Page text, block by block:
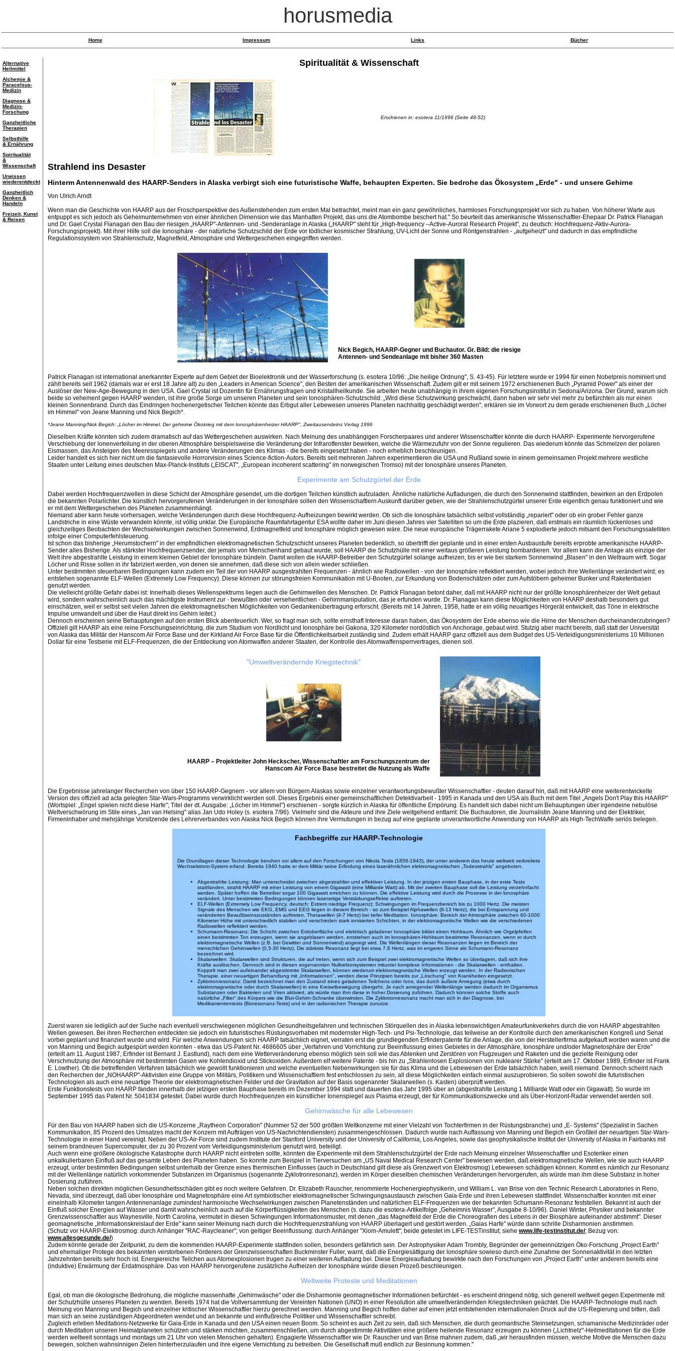
horusmedia
Home Impressum Links Bücher
Alternative
Heilmittel
Alchemie &
Paracelsus-
Medizin
Diagnose &
Medizin-
Forschung
Ganzheitliche
Therapien
Selbsthilfe
& Ernährung
Spiritualität
&
Wissenschaft
Urwissen
wiederentdeckt
Ganzheitlich
Denken &
Handeln
Freizeit, Kunst
& Reisen
Spiritualität & Wissenschaft
Erschienen in: esotera 11/1996 (Seite 48-52)
Strahlend ins Desaster
Hinterm Antennenwald des HAARP-Senders in Alaska verbirgt sich eine futuristische Waffe, behaupten Experten. Sie bedrohe das Ökosystem „Erde" - und unsere Gehirne
Von Ulrich Arndt
Wenn man die Geschichte von HAARP aus der Froschperspektive des Außenstehenden zum ersten Mal betrachtet, meint man ein ganz gewöhnliches, harmloses Forschungsprojekt vor sich zu haben. Von höherer Warte aus
entpuppt es sich jedoch als Geheimunternehmen von einer ähnlichen Dimension wie das Manhatten Projekt, das uns die Atombombe beschert hat." So beurteilt das amerikanische Wissenschaftler-Ehepaar Dr. Patrick Flanagan
und Dr. Gael Crystal Flanagan den Bau der riesigen „HAARP"-Antennen- und -Senderanlage in Alaska („HAARP" steht für „High-frequency –Active-Auroral Research Projekt", zu deutsch: Hochfrequenz-Aktiv-Aurora-
Forschungsprojekt). Mit ihrer Hilfe soll die Ionosphäre - der natürliche Schutzschild der Erde vor tödlicher kosmischer Strahlung, UV-Licht der Sonne und Röntgenstrahlen - „aufgeheizt" und dadurch in das empfindliche
Regulationssystem von Strahlenschutz, Magnetfeld, Atmosphäre und Wettergeschehen eingegriffen werden.
Nick Begich, HAARP-Gegner und Buchautor. Gr. Bild: die riesige
Antennen- und Sendeanlage mit bisher 360 Masten
Patrick Flanagan ist international anerkannter Experte auf dem Gebiet der Bioelektronik und der Wasserforschung (s. esotera 10/96: „Die heilige Ordnung", S. 43-45). Für letztere wurde er 1994 für einen Nobelpreis nominiert und
zählt bereits seit 1962 (damals war er erst 18 Jahre alt) zu den „Leaders in American Science", den Besten der amerikanischen Wissenschaft. Zudem gilt er mit seinem 1972 erschienenen Buch „Pyramid Power" als einer der
Auslöser der New-Age-Bewegung in den USA. Gael Crystal ist Dozentin für Ernährungsfragen und Kristallheilkunde. Sie arbeiten heute unabhängig in ihrem eigenen Forschungsinstitut in Sedona/Arizona. Der Grund, warum sich
beide so vehement gegen HAARP wenden, ist ihre große Sorge um unseren Planeten und sein lonosphären-Schutzschild: „Wird diese Schutzwirkung geschwächt, dann haben wir sehr viel mehr zu befürchten als nur einen
kleinen Sonnenbrand. Durch das Eindringen hochenergetischer Teilchen könnte das Erbgut aller Lebewesen unseres Planeten nachhaltig geschädigt werden", erklären sie im Vorwort zu dem gerade erschienenen Buch „Löcher
im Himmel" von Jeane Manning und Nick Begich*.
*Jeane Manning/Nick Begich: „Löcher im Himmel. Der geheime Ökokrieg mit dem Ionosphärenheizer HAARP", Zweitausendeins Verlag 1996
Dieselben Kräfte könnten sich zudem dramatisch auf das Wettergeschehen auswirken. Nach Meinung des unabhängigen Forscherpaares und anderer Wissenschaftler könnte die durch HAARP- Experimente hervorgerufene
Verschiebung der lonenverteilung in der oberen Atmosphäre beispielsweise die Veränderung der Infrarotfenster bewirken, welche die Wärmezufuhr von der Sonne regulieren. Das wiederum könnte das Schmelzen der polaren
Eismassen, das Ansteigen des Meeresspiegels und andere Veränderungen des Klimas - die bereits eingesetzt haben - noch erheblich beschleunigen.
Leider handelt es sich hier nicht um die fantasievolle Horrorvision eines Science-fiction-Autors. Bereits seit mehreren Jahren experimentieren die USA und Rußland sowie in einem gemeinsamen Projekt mehrere westliche
Staaten unter Leitung eines deutschen Max-Planck-Instituts („EISCAT", „European incoherent scattering" im norwegischen Tromso) mit der Ionosphäre unseres Planeten.
Experimente am Schutzgürtel der Erde
Dabei werden Hochfrequenzwellen in diese Schicht der Atmosphäre gesendet, um die dortigen Teilchen künstlich aufzuladen. Ähnliche natürliche Aufladungen, die durch den Sonnenwind stattfinden, bewirken an den Erdpolen
die bekannten Polarlichter. Die künstlich hervorgerufenen Veränderungen in der Ionosphäre sollen den Wissenschaftlern Auskunft darüber geben, wie der Strahlenschutzgürtel unserer Erde eigentlich genau funktioniert und wie
er mit dem Wettergeschehen des Planeten zusammenhängt.
Niemand aber kann heute vorhersagen, welche Veränderungen durch diese Hochfrequenz-Aufheizungen bewirkt werden. Ob sich die Ionosphäre tatsächlich selbst vollständig „repariert" oder ob ein grober Fehler ganze
Landstriche in eine Wüste verwandeln könnte, ist völlig unklar. Die Europäische Raumfahrtagentur ESA wollte daher im Juni diesen Jahres vier Satelliten so um die Erde plazieren, daß erstmals ein räumlich lückenloses und
gleichzeitiges Beobachten der Wechselwirkungen zwischen Sonnenwind, Erdmagnetfeld und Ionosphäre möglich gewesen wäre. Die neue europäische Trägerrakete Ariane 5 explodierte jedoch mitsamt den Forschungssatelliten
infolge einer Computerfehlsteuerung.
Ist schon das bisherige „Herumstochern" in der empfindlichen elektromagnetischen Schutzschicht unseres Planeten bedenklich, so übertrifft der geplante und in einer ersten Ausbaustufe bereits erprobte amerikanische HAARP-
Sender alles Bisherige. Als stärkster Hochfrequenzsender, der jemals von Menschenhand gebaut wurde, soll HAARP die Schutzhülle mit einer weitaus größeren Leistung bombardieren. Vor allem kann die Anlage als einzige der
Welt ihre abgestrahlte Leistung in einem kleinen Gebiet der Ionosphäre bündeln. Damit wollen die HAARP-Betreiber den Schutzgürtel solange aufheizen, bis er wie bei starkem Sonnenwind „Blasen" in den Weltraum wirft. Sogar
Löcher und Risse sollen in ihr fabriziert werden, von denen sie annehmen, daß diese sich von allein wieder schließen.
Unter bestimmten steuerbaren Bedingungen kann zudem ein Teil der von HAARP ausgestrahlten Frequenzen - ähnlich wie Radiowellen - von der Ionosphäre reflektiert werden, wobei jedoch ihre Wellenlänge verändert wird; es
entstehen sogenannte ELF-Wellen (Extremely Low Frequency). Diese können zur störungsfreien Kommunikation mit U-Booten, zur Erkundung von Bodenschätzen oder zum Aufstöbern geheimer Bunker und Raketenbasen
genutzt werden.
Die vielleicht größte Gefahr dabei ist: Innerhalb dieses Wellenspektrums liegen auch die Gehirnwellen des Menschen. Dr. Patrick Flanagan betont daher, daß mit HAARP nicht nur der größte Ionosphärenheizer der Welt gebaut
wird, sondern wahrscheinlich auch das mächtigste Instrument zur - bewußten oder versehentlichen - Gehirnmanipulation, das je erfunden wurde. Dr. Flanagan kann diese Möglichkeiten von HAARP deshalb besonders gut
einschätzen, weil er selbst seit vielen Jahren die elektromagnetischen Möglichkeiten von Gedankenübertragung erforscht. (Bereits mit 14 Jahren, 1958, hatte er ein völlig neuartiges Hörgerät entwickelt, das Töne in elektrische
Impulse umwandelt und über die Haut direkt ins Gehirn leitet.)
Dennoch erscheinen seine Behauptungen auf den ersten Blick abenteuerlich. Wer, so fragt man sich, sollte ernsthaft Interesse daran haben, das Ökosystem der Erde ebenso wie die Hirne der Menschen durcheinanderzubringen?
Offiziell gilt HAARP als eine reine Forschungseinrichtung, die zum Studium von Nordlicht und Ionosphäre bei Gakona, 320 Kilometer nordöstlich von Anchorage, gebaut wird. Stutzig aber macht bereits, daß statt der Universität
von Alaska das Militär der Hanscom Air Force Base und der Kirkland Air Force Base für die Öffentlichkeitsarbeit zuständig sind. Zudem erhält HAARP ganz offiziell aus dem Budget des US-Verteidigungsministeriums 10 Millionen
Dollar für eine Testserie mit ELF-Frequenzen, die der Entdeckung von Atomwaffen anderer Staaten, der Kontrolle des Atomwaffensperrvertrages, dienen soll.
"Umweltverändernde Kriegstechnik"
HAARP – Projektleiter John Heckscher, Wissenschaftler am Forschungszentrum der
Hanscom Air Force Base bestreitet die Nutzung als Waffe
Die Ergebnisse jahrelanger Recherchen von über 150 HAARP-Gegnern - vor allem von Bürgern Alaskas sowie einzelner verantwortungsbewußter Wissenschaftler - deuten darauf hin, daß mit HAARP eine weiterentwickelte
Version des offiziell ad acta gelegten Star-Wars-Programms verwirklicht werden soll. Dieses Ergebnis einer gemeinschaftlichen Detektivarbeit - 1995 in Kanada und den USA als Buch mit dem Titel „Angels Don't Play this HAARP"
(Wortspiel: „Engel spielen nicht diese Harfe"; Titel der dt. Ausgabe: „Löcher im Himmel") erschienen - sorgte kürzlich in Alaska für öffentliche Empörung. Es handelt sich dabei nicht um Behauptungen über irgendeine nebulöse
Weltverschwörung im Stile eines „Jan van Helsing" alias Jan Udo Holey (s. esotera 7/96). Vielmehr sind die Akteure und ihre Ziele weitgehend enttarnt: Die Buchautoren, die Journalistin Jeane Manning und der Elektriker,
Firmeninhaber und mehrjährige Vorsitzende des Lehrerverbandes von Alaska Nick Begich können ihre Vermutungen in bezug auf eine geplante unverantwortliche Anwendung von HAARP als High-TechWaffe seriös belegen.
Fachbegriffe zur HAARP-Technologie
Die Grundlagen dieser Technologie beruhen vor allem auf den Forschungen von Nikola Tesla (1856-1943), der unter anderem das heute weltweit verbreitete
Wechselstrom-System erfand. Bereits 1940 hatte er dem Militär seine Erfindung eines laserähnlichen elektromagnetischen „Todesstrahls" angeboten.
Abgestrahlte Leistung: Man unterscheidet zwischen abgestrahlter und effektiver Leistung. In der jetzigen ersten Bauphase, in der erste Tests
stattfanden, strahlt HAARP mit einer Leistung von einem Gigawatt (eine Milliarde Watt) ab. Mit der zweiten Bauphase soll die Leistung verzehnfacht
werden. Später hoffen die Betreiber sogar 100 Gigawatt erreichen zu können. Die effektive Leistung wird durch die Prozesse in der lonosphäre
verändert. Unter bestimmten Bedingungen können laserartige Verstärkungseffekte auftreten.
ELF-Wellen (Extremely Low Frequency, deutsch: Extrem niedrige Frequenz): Schwingungen im Frequenzbereich bis zu 1000 Hertz. Die meisten
Signale des Menschen wie EKG, EMG und EEG liegen in diesem Bereich - so zum Beispiel Alphawellen (8-13 Hertz), die bei Entspannung und
veränderten Bewußtseinszuständen auftreten, Thetawellen (4-7 Hertz) bei tiefer Meditation. Ionosphäre: Bereich der Atmosphäre zwischen 60-1000
Kilometer Höhe mit unterschiedlich stabilen und verschieden stark ionisierten Schichten, in der elektromagnetische Wellen wie die verschiedenen
Radiowellen reflektiert werden.
Schumann-Resonanz: Die Schicht zwischen Erdoberfläche und elektrisch geladener Ionosphäre bildet einen Hohlraum. Ähnlich wie Orgelpfeifen
einen bestimmten Ton erzeugen, wenn sie angeblasen werden, entstehen auch im lonosphären-Hohlraum bestimmte Resonanzen, wenn er durch
elektromagnetische Wellen (z.B. bei Gewitter und Sonnenwind) angeregt wird. Die Wellenlängen dieser Resonanzen liegen im Bereich der
menschlichen Gehirnwellen (0,5-30 Hertz). Die stärkste Resonanz liegt bei etwa 7,8 Hertz, was im engeren Sinne als Schumann-Resonanz
bezeichnet wird.
Skalarwellen: Skalarwellen sind Strukturen, die auf treten, wenn sich zum Beispiel zwei elektromagnetische Wellen so überlagern, daß sich ihre
Kräfte auslöschen. Dennoch sind in diesen sogenannten Nullvektorsystemen mitunter komplexe Informationen - die Skalarwellen - enthalten.
Koppelt man zwei aufeinander abgestimmte Skalarwellen, können wiederum elektromagnetische Wellen erzeugt werden. In der Radionischen
Therapie, einer neuartigen Behandlung mit „Informationen", werden diese Prinzipien bereits zur „Löschung" von Krankheiten eingesetzt.
Zyklotronresonanz: Damit bezeichnet man den Zustand eines geladenen Teilchens oder Ions, das durch äußere Anregung (etwa durch
elektromagnetische oder durch Skalarwellen) in eine Kreiselbewegung übergeht. Je nach anregender Wellenlänge werden dadurch im Organismus
Substanzen oder Bakterien und Viren aktiviert, als würde man ihm diese in hoher Dosierung zuführen. Dadurch können solche Stoffe auch
natürliche „Filter" des Körpers wie die Blut-Gehirn-Schranke überwinden. Die Zyklotronresonanz macht man sich in der Diagnose, bei
Medikamententests (Bioresonanz-Tests) und in der radionischen Therapie zunutze.
Zuerst waren sie lediglich auf der Suche nach eventuell verschwiegenen möglichen Gesundheitsgefahren und technischen Störquellen des in Alaska lebenswichtigen Amateurfunkverkehrs durch die von HAARP abgestrahlten
Wellen gewesen. Bei ihren Recherchen entdeckten sie jedoch ein futuristisches Rüstungsvorhaben mit modernster High-Tech- und Psi-Technologie, das teilweise an der Kontrolle durch den amerikanischen Kongreß und Senat
vorbei geplant und finanziert wurde und wird. Für welche Anwendungen sich HAARP tatsächlich eignet, verraten erst die grundlegenden Erfinderpatente für die Anlage, die von der Herstellerfirma aufgekauft worden waren und die
von Manning und Begich aufgespürt werden konnten - etwa das US-Patent Nr. 4686605 über „Verfahren und Vorrichtung zur Beeinflussung eines Gebietes in der Atmosphäre, Ionosphäre und/oder Magnetosphäre der Erde"
(erteilt am 11. August 1987, Erfinder ist Bernard J. Eastlund), nach dem eine Wetterveränderung ebenso möglich sein soll wie das Ablenken und Zerstören von Flugzeugen und Raketen und die gezielte Reinigung oder
Verschmutzung der Atmosphäre mit bestimmten Gasen wie Kohlendioxid und Stickoxiden. Außerdem elf weitere Patente - bis hin zu „Strahlenlosen Explosionen von nuklearer Stärke" (erteilt am 17. Oktober 1989, Erfinder ist Frank
E. Lowther). Ob die betreffenden Verfahren tatsächlich wie gewollt funktionieren und welche eventuellen Nebenwirkungen sie für das Klima und die Lebewesen der Erde tatsächlich haben, weiß niemand. Dennoch scheint nach
den Recherchen der „NOHAARP"-Aktivisten eine Gruppe von Militärs, Politikern und Wissenschaftlern fest entschlossen zu sein, all diese Möglichkeiten einfach einmal auszuprobieren. So sollen sowohl die futuristischen
Technologien als auch eine neuartige Theorie der elektromagnetischen Felder und der Gravitation auf der Basis sogenannter Skalarwellen (s. Kasten) überprüft werden.
Erste Funktionstests von HAARP fanden innerhalb der jetzigen ersten Bauphase bereits im Dezember 1994 statt und dauerten das Jahr 1995 über an (abgestrahlte Leistung 1 Milliarde Watt oder ein Gigawatt). So wurde im
September 1995 das Patent Nr. 5041834 getestet. Dabei wurde durch Hochfrequenzen ein künstlicher Ionenspiegel aus Plasma erzeugt, der für Kommunikationszwecke und als Über-Horizont-Radar verwendet werden soll.
Gehirnwäsche für alle Lebewesen
Für den Bau von HAARP haben sich die US-Konzerne „Raytheon Corporation" (Nummer 52 der 500 größten Weltkonzerne mit einer Vielzahl von Tochterfirmen in der Rüstungsbranche) und „E- Systems" (Spezialist in Sachen
Kommunikation, 85 Prozent des Umsatzes macht der Konzern mit Aufträgen von US-Nachrichtendiensten) zusammengeschlossen. Dadurch wurde nach Auffassung von Manning und Begich ein Großteil der neuartigen Star-Wars-
Technologie in einer Hand vereinigt. Neben der US-Air-Force sind zudem Institute der Stanford University und der University of California, Los Angeles, sowie das geophysikalische Institut der University of Alaska in Fairbanks mit
seinem brandneuen Supercomputer, der zu 30 Prozent vom Verteidigungsministerium genutzt wird, beteiligt.
Auch wenn eine größere ökologische Katastrophe durch HAARP nicht eintreten sollte, könnten die Experimente mit dem Strahlenschutzgürtel der Erde nach Meinung einzelner Wissenschaftler und Esoteriker einen
unkalkulierbaren Einfluß auf das gesamte Leben des Planeten haben. So konnte zum Beispiel in Tierversuchen am „US Naval Medical Research Center" bewiesen werden, daß elektromagnetische Wellen, wie sie auch HAARP
erzeugt, unter bestimmten Bedingungen selbst unterhalb der Grenze eines thermischen Einflusses (auch in Deutschland gilt diese als Grenzwert von Elektrosmog) Lebewesen schädigen können. Kommt es nämlich zur Resonanz
mit der Wellenlänge natürlich vorkommender Substanzen im Organismus (sogenannte Zyklotronresonanz), werden im Körper dieselben chemischen Veränderungen hervorgerufen, als würde man ihm diese Substanz in hoher
Dosierung zuführen.
Neben solchen direkten möglichen Gesundheitsschäden gibt es noch weitere Gefahren. Dr. Elizabeth Rauscher, renommierte Hochenergiephysikerin, und William L. van Brise von den Technic Research Laboratories in Reno,
Nevada, sind überzeugt, daß über Ionosphäre und Magnetosphäre eine Art symbiotischer elektromagnetischer Schwingungsaustausch zwischen Gaia-Erde und ihren Lebewesen stattfindet. Wissenschaftler konnten mit einer
eineinhalb Kilometer langen Antennenanlage zumindest harmonische Wechselwirkungen zwischen Planetenständen und natürlichen ELF-Frequenzen wie der bekannten Schumann-Resonanz feststellen. Bekannt ist auch der
Einfluß solcher Energien auf Wasser und damit wahrscheinlich auch auf die Körperflüssigkeiten des Menschen (s. dazu die esotera-Artikelfolge „Geheimnis Wasser", Ausgabe 8-10/96). Daniel Winter, Physiker und bekannter
Grenzwissenschaftler aus Waynesville, North Carolina, vermutet in diesen Schwingungen Informationsmuster, mit denen „das Magnetfeld der Erde die Choreografien des Lebens in der Biosphäre aufeinander abstimmt". Dieser
geomagnetische „Informationskreislauf der Erde" kann seiner Meinung nach durch die Hochfrequenzstrahlung von HAARP überlagert und gestört werden. „Gaias Harfe" würde dann schrille Disharmonien anstimmen.
(Schutz vor HAARP-Elektrosmog: durch Anhänger "RAC-Raycleaner"; von geitiger Beeinflussung: durch Anhänger "Xiom-Amulett"; beide getestet im LIFE-TESTinstitut; siehe www.life-testinstitut.de/; Bezug von:
www.allesgesunde.de/)
Zudem könnte gerade der Zeitpunkt, zu dem die kommenden HAARP-Experimente stattfinden sollen, besonders gefährlich sein. Der Astrophysiker Adam Trombly, Begründer der gemeinnützigen Öko-Forschung „Project Earth"
und ehemaliger Protege des bekannten verstorbenen Förderers der Grenzwissenschaften Buckminster Fuller, warnt, daß die Energiesättigung der lonosphäre sowieso durch eine Zunahme der Sonnenaktivität in den letzten
Jahrzehnten bereits sehr hoch ist. Energiereiche Teilchen aus Atomexplosionen trugen zu einer weiteren Aufladung bei. Diese Energieaufladung bewirkte nach den Forschungen von „Project Earth" unter anderem bereits eine
(induktive) Erwärmung der Erdatmosphäre. Das von HAARP hervorgerufene zusätzliche Aufheizen der Ionosphäre würde diesen Prozeß beschleunigen.
Weltweite Proteste und Meditationen
Egal, ob man die ökologische Bedrohung, die mögliche massenhafte „Gehirnwäsche" oder die Disharmonie geomagnetischer Informationen befürchtet - es erscheint dringend nötig, sich generell weltweit gegen Experimente mit
der Schutzhülle unseres Planeten zu wenden. Bereits 1974 hat die Vollversammlung der Vereinten Nationen (UNO) in einer Resolution alle umweltverändernden Kriegstechniken geächtet. Die HAARP-Technologie muß nach
Meinung von Manning und Begich und einzelner kritischer Wissenschaftler hierzu gerechnet werden. Manning und Begich hoffen daher auf einen jetzt entstehenden internationalen Druck auf die US-Regierung und bitten, daß
man sich an seine zuständigen Abgeordneten wendet und an bekannte und einflußreiche Politiker und Wissenschaftler schreibt.
Zugleich erleben Meditations-Netzwerke für Gaia-Erde in Kanada und den USA einen neuen Boom. So scheint es auch Zeit zu sein, daß sich Menschen, die durch geomantische Steinsetzungen, schamanische Medizinräder oder
durch Meditation unseren Heimatplaneten schützen und stärken möchten, zusammenschließen, um durch abgestimmte Aktivitäten eine größere heilende Resonanz erzeugen zu können („Lichtnetz"-Heilmeditationen für die Erde
werden weltweit sonntags und montags um 21 Uhr von vielen Menschen gehalten). Engagierte Wissenschaftler wie Dr. Rauscher und van Brise mahnen zudem, daß „wir herausfinden müssen, welche Motive die Menschen dazu
bewegen, solchen wahnsinnigen Zielen hinterherzulaufen und ihre eigene Vernichtung zu betreiben. Die Gesellschaft muß endlich zur Besinnung kommen."